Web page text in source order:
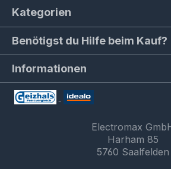
Kategorien
Benötigst du Hilfe beim Kauf?
Informationen
Electromax
Harham 85
5760 Saalfelden